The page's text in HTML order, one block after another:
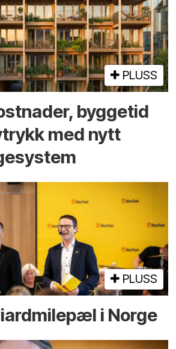
PLUSS
byggetid
med nytt
PLUSS
i Norge